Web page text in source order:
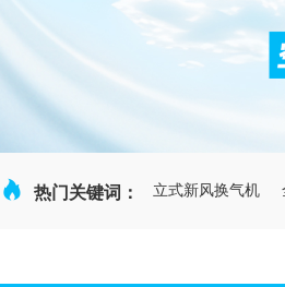
 热门关键词： 立式新风换气机